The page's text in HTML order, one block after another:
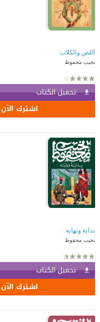
اللص والكلاب
نجيب محفوظ
تحميل الكتاب
اشترك الآن
بداية ونهاية
نجيب محفوظ
تحميل الكتاب
اشترك الآن